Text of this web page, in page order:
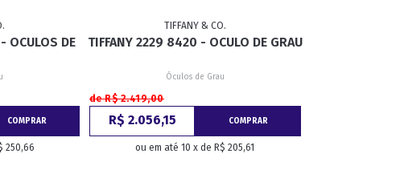
OCULOS DE
COMPRAR
250,66
TIFFANY & CO.
TIFFANY 2229 8420 - OCULO DE GRAU
Óculos de Grau
de R$ 2.419,00
R$ 2.056,15 COMPRAR
ou em até 10 x de R$ 205,61